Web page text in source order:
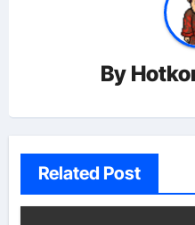
By
Related Post